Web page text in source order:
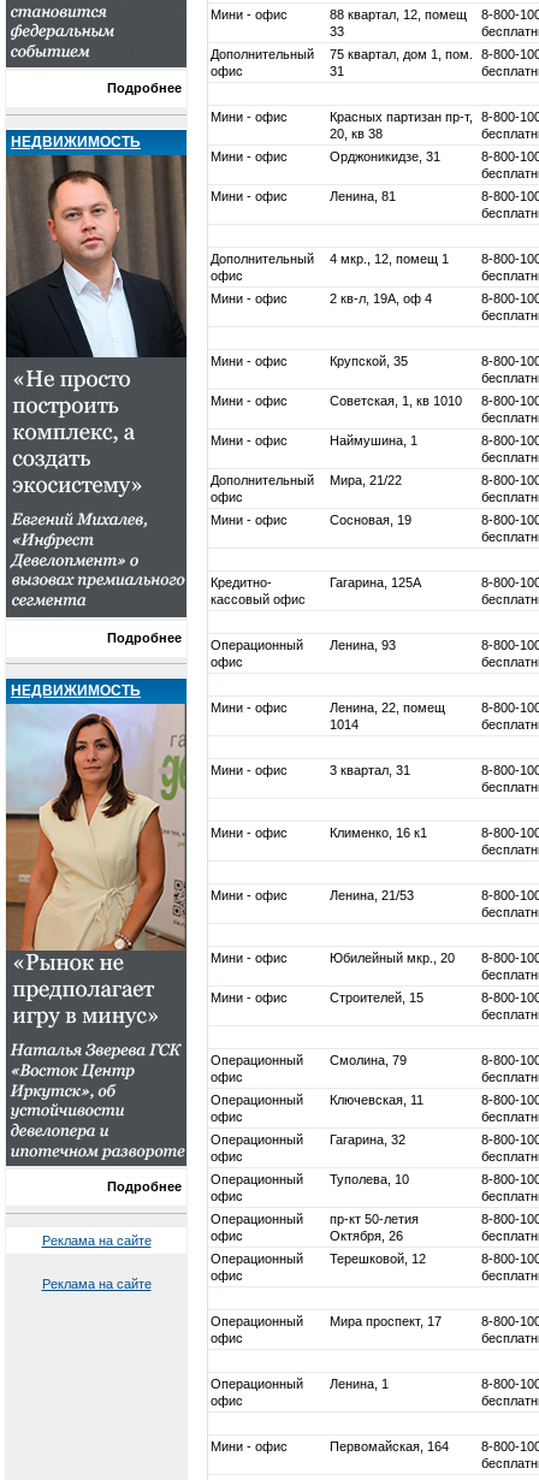
Подробнее
НЕДВИЖИМОСТЬ
Подробнее
НЕДВИЖИМОСТЬ
Подробнее
Реклама на сайте
Реклама на сайте
Мини - офис
88 квартал, 12, помещ
33
8-800-
Дополнительный
офис
75 квартал, дом 1, пом.
31
8-800-
Мини - офис
Красных партизан пр-т,
20, кв 38
8-800-
Мини - офис
Орджоникидзе, 31
8-800-
Мини - офис
Ленина, 81
8-800-
Дополнительный
офис
4 мкр., 12, помещ 1
8-800-
Мини - офис
2 кв-л, 19А, оф 4
8-800-
Мини - офис Крупской, 35
8-800-
Мини - офис
Советская, 1, кв 1010
8-800-
Мини - офис
Наймушина, 1
8-800-
Дополнительный
офис
Мира, 21/22
8-800-
Мини - офис
Сосновая, 19
8-800-
Кредитно-
кассовый офис
Гагарина, 125А
8-800-
Операционный
офис
Ленина, 93
8-800-
Мини - офис
Ленина, 22, помещ
1014
8-800-
Мини - офис 3 квартал, 31
8-800-
Мини - офис Клименко, 16 к1
8-800-
Мини - офис Ленина, 21/53
8-800-
Мини - офис Юбилейный мкр., 20
8-800-
Мини - офис
Строителей, 15
8-800-
Операционный
офис
Смолина, 79
8-800-
Операционный
офис
Ключевская, 11
8-800-
Операционный
офис
Гагарина, 32
8-800-
Операционный
офис
Туполева, 10
8-800-
Операционный
офис
пр-кт 50-летия
Октября, 26
8-800-
Операционный
офис
Терешковой, 12
8-800-
Операционный
офис
Мира проспект, 17
8-800-
Операционный
офис
Ленина, 1
8-800-
Мини - офис Первомайская, 164
8-800-